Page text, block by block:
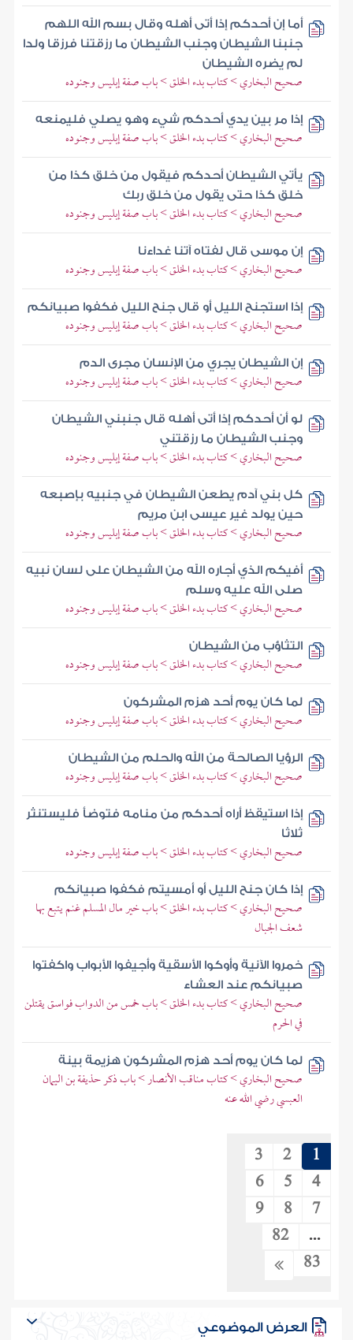
أما إن أحدكم إذا أتى أهله وقال بسم الله اللهم
جنبنا الشيطان وجنب الشيطان ما رزقتنا فرزقا ولدا
لم يضره الشيطان
صحيح البخاري > كتاب بدء الخلق > باب صفة إبليس وجنوده
إذا مر بين يدي أحدكم شيء وهو يصلي فليمنعه
صحيح البخاري > كتاب بدء الخلق > باب صفة إبليس وجنوده
يأتي الشيطان أحدكم فيقول من خلق كذا من
خلق كذا حتى يقول من خلق ربك
صحيح البخاري > كتاب بدء الخلق > باب صفة إبليس وجنوده
إن موسى قال لفتاه آتنا غداءنا
صحيح البخاري > كتاب بدء الخلق > باب صفة إبليس وجنوده
إذا استجنح الليل أو قال جنح الليل فكفوا صبيانكم
صحيح البخاري > كتاب بدء الخلق > باب صفة إبليس وجنوده
إن الشيطان يجري من الإنسان مجرى الدم
صحيح البخاري > كتاب بدء الخلق > باب صفة إبليس وجنوده
لو أن أحدكم إذا أتى أهله قال جنبني الشيطان
وجنب الشيطان ما رزقتني
صحيح البخاري > كتاب بدء الخلق > باب صفة إبليس وجنوده
كل بني آدم يطعن الشيطان في جنبيه بإصبعه
حين يولد غير عيسى ابن مريم
صحيح البخاري > كتاب بدء الخلق > باب صفة إبليس وجنوده
أفيكم الذي أجاره الله من الشيطان على لسان نبيه
صلى الله عليه وسلم
صحيح البخاري > كتاب بدء الخلق > باب صفة إبليس وجنوده
التثاؤب من الشيطان
صحيح البخاري > كتاب بدء الخلق > باب صفة إبليس وجنوده
لما كان يوم أحد هزم المشركون
صحيح البخاري > كتاب بدء الخلق > باب صفة إبليس وجنوده
الرؤيا الصالحة من الله والحلم من الشيطان
صحيح البخاري > كتاب بدء الخلق > باب صفة إبليس وجنوده
إذا استيقظ أراه أحدكم من منامه فتوضأ فليستنثر
ثلاثا
صحيح البخاري > كتاب بدء الخلق > باب صفة إبليس وجنوده
إذا كان جنح الليل أو أمسيتم فكفوا صبيانكم
صحيح البخاري > كتاب بدء الخلق > باب خير مال المسلم غنم يتبع بها
شعف الجبال
خمروا الآنية وأوكوا الأسقية وأجيفوا الأبواب واكفتوا
صبيانكم عند العشاء
صحيح البخاري > كتاب بدء الخلق > باب خمس من الدواب فواسق يقتلن
في الحرم
لما كان يوم أحد هزم المشركون هزيمة بينة
صحيح البخاري > كتاب مناقب الأنصار > باب ذكر حذيفة بن اليمان
العبسي رضي الله عنه
1
2
3
4
5
6
7
8
9
...
82
83
العرض الموضوعي